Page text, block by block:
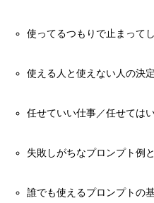
使ってるつもりで止まって
使える人と使えない人の決
任せていい仕事／任せては
失敗しがちなプロンプト例
誰でも使えるプロンプトの